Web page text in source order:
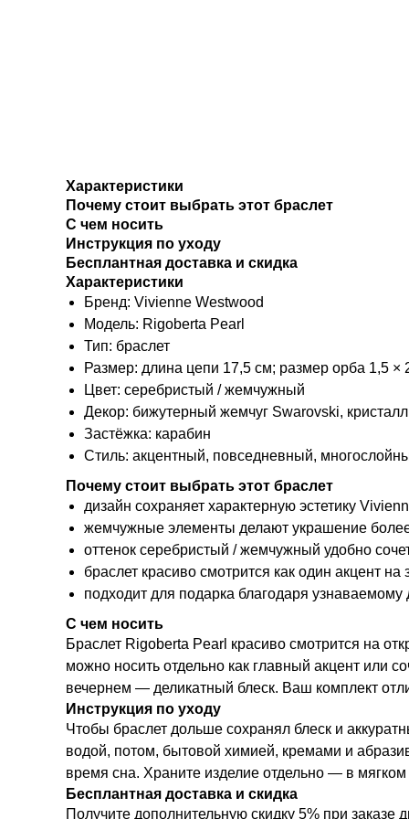
Характеристики
Почему стоит выбрать этот браслет
С чем носить
Инструкция по уходу
Бесплантная доставка и скидка
Характеристики
Бренд: Vivienne Westwood
Модель: Rigoberta Pearl
Тип: браслет
Размер: длина цепи 17,5 см; размер орба 1,5 ×
Цвет: серебристый / жемчужный
Декор: бижутерный жемчуг Swarovski,
Застёжка: карабин
Стиль: акцентный, повседневный,
Почему стоит выбрать этот браслет
дизайн сохраняет характерную эстетику
жемчужные элементы делают украшение
оттенок серебристый / жемчужный удобно
браслет красиво смотрится как один акцент
подходит для подарка благодаря
С чем носить
Браслет Rigoberta Pearl красиво смотрится на
можно носить отдельно как главный акцент или
вечернем — деликатный блеск. Ваш комплект
Инструкция по уходу
Чтобы браслет дольше сохранял блеск и
водой, потом, бытовой химией, кремами и
время сна. Храните изделие отдельно — в
Бесплантная доставка и скидка
Получите дополнительную скидку 5% при